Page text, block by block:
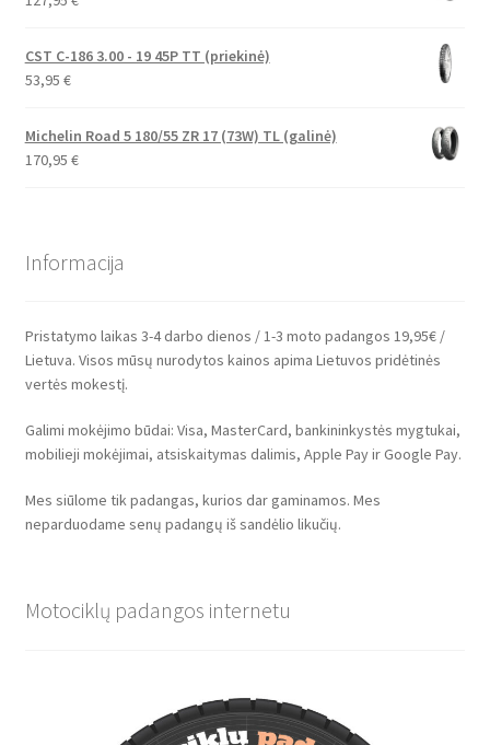
CST C-186 3.00 - 19 45P TT (priekinė)
53,95 €
Michelin Road 5 180/55 ZR 17 (73W) TL (galinė)
170,95 €
Informacija
Pristatymo laikas 3-4 darbo dienos / 1-3 moto padangos 19,95€ /
Lietuva. Visos mūsų nurodytos kainos apima Lietuvos pridėtinės
vertės mokestį.
Galimi mokėjimo būdai: Visa, MasterCard, bankininkystės mygtukai,
mobilieji mokėjimai, atsiskaitymas dalimis, Apple Pay ir Google Pay.
Mes siūlome tik padangas, kurios dar gaminamos. Mes
neparduodame senų padangų iš sandėlio likučių.
Motociklų padangos internetu